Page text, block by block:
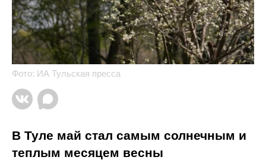
Фото: ИА Тульская пресса
В Туле май стал самым солнечным и
теплым месяцем весны